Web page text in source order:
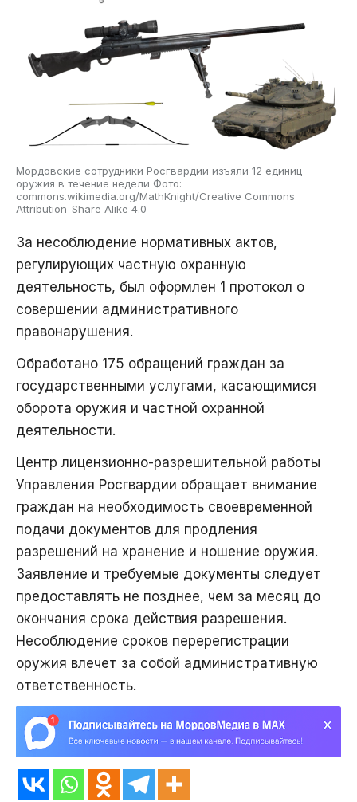
Мордовские сотрудники Росгвардии изъяли 12 единиц
оружия в течение недели Фото:
commons.wikimedia.org/MathKnight/Creative Commons
Attribution-Share Alike 4.0
За несоблюдение нормативных актов,
регулирующих частную охранную
деятельность, был оформлен 1 протокол о
совершении административного
правонарушения.
Обработано 175 обращений граждан за
государственными услугами, касающимися
оборота оружия и частной охранной
деятельности.
Центр лицензионно-разрешительной работы
Управления Росгвардии обращает внимание
граждан на необходимость своевременной
подачи документов для продления
разрешений на хранение и ношение оружия.
Заявление и требуемые документы следует
предоставлять не позднее, чем за месяц до
окончания срока действия разрешения.
Несоблюдение сроков перерегистрации
оружия влечет за собой административную
ответственность.